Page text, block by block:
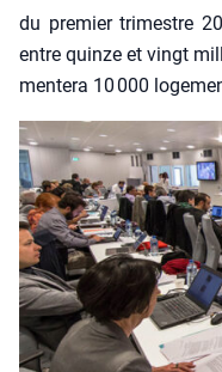
du pre­mier tri­mestre
entre quinze et vingt
men­te­ra 10 000